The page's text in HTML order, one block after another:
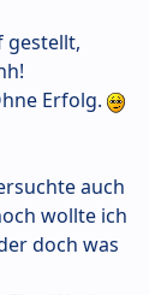
gestellt,
Erfolg.
auch
wollte ich
doch was